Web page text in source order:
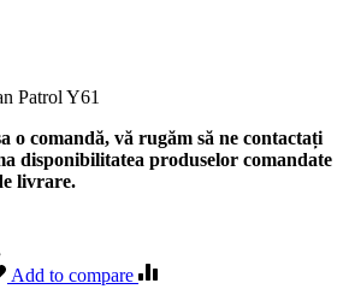
Patrol Y61
o comandă, vă rugăm să ne contactați
disponibilitatea produselor comandate
livrare.
Add to compare